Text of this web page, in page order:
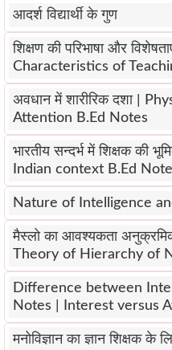
आदर्श विद्यार्थी के गुण
शिक्षण की परिभाषा और
Characteristics of
अवधान में शारीरिक दशा |
Attention B.Ed Notes
भारतीय सन्दर्भ में शिक्षक की
Indian context B.Ed
Nature of Intelligence
मैस्लो का आवश्यकता
Theory of Hierarchy of
Difference between
Notes | Interest versus
मनोविज्ञान का ज्ञान शिक्षक के